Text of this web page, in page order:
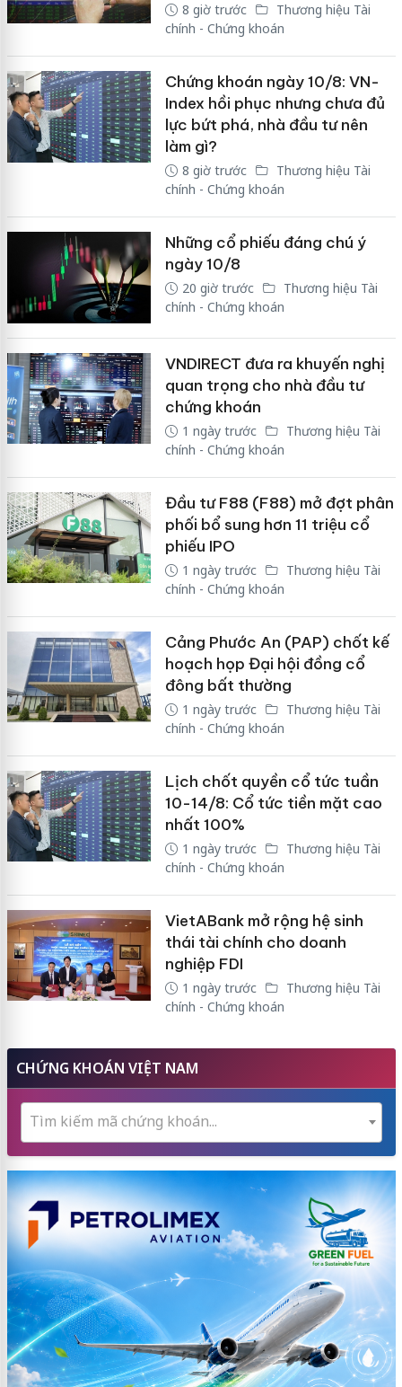
8 giờ trước
Thương hiệu Tài
chính - Chứng khoán
Chứng khoán ngày 10/8: VN-
Index hồi phục nhưng chưa đủ
lực bứt phá, nhà đầu tư nên
làm gì?
8 giờ trước
Thương hiệu Tài
chính - Chứng khoán
Những cổ phiếu đáng chú ý
ngày 10/8
20 giờ trước
Thương hiệu Tài
chính - Chứng khoán
VNDIRECT đưa ra khuyến nghị
quan trọng cho nhà đầu tư
chứng khoán
1 ngày trước
Thương hiệu Tài
chính - Chứng khoán
Đầu tư F88 (F88) mở đợt phân
phối bổ sung hơn 11 triệu cổ
phiếu IPO
1 ngày trước
Thương hiệu Tài
chính - Chứng khoán
Cảng Phước An (PAP) chốt kế
hoạch họp Đại hội đồng cổ
đông bất thường
1 ngày trước
Thương hiệu Tài
chính - Chứng khoán
Lịch chốt quyền cổ tức tuần
10-14/8: Cổ tức tiền mặt cao
nhất 100%
1 ngày trước
Thương hiệu Tài
chính - Chứng khoán
VietABank mở rộng hệ sinh
thái tài chính cho doanh
nghiệp FDI
1 ngày trước
Thương hiệu Tài
chính - Chứng khoán
CHỨNG KHOÁN VIỆT NAM
Tìm kiếm mã chứng khoán...